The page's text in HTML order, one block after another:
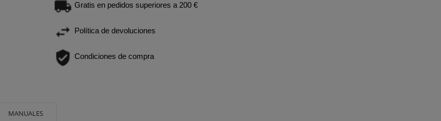
Gratis en pedidos superiores a 200 €
Política de devoluciones
Condiciones de compra
MANUALES